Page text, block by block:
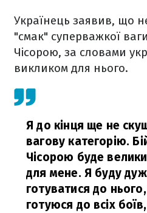
Українець заявив, що
"смак" суперважкої
Чісорою, за словами
викликом для нього.
Я до кінця ще не
вагову категорію.
Чісорою буде
для мене. Я буду
готуватися до
готуюся до всіх боїв,